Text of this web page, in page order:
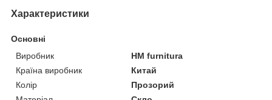
Характеристики
Основні
Виробник
HM furnitura
Країна виробник
Китай
Колір
Прозорий